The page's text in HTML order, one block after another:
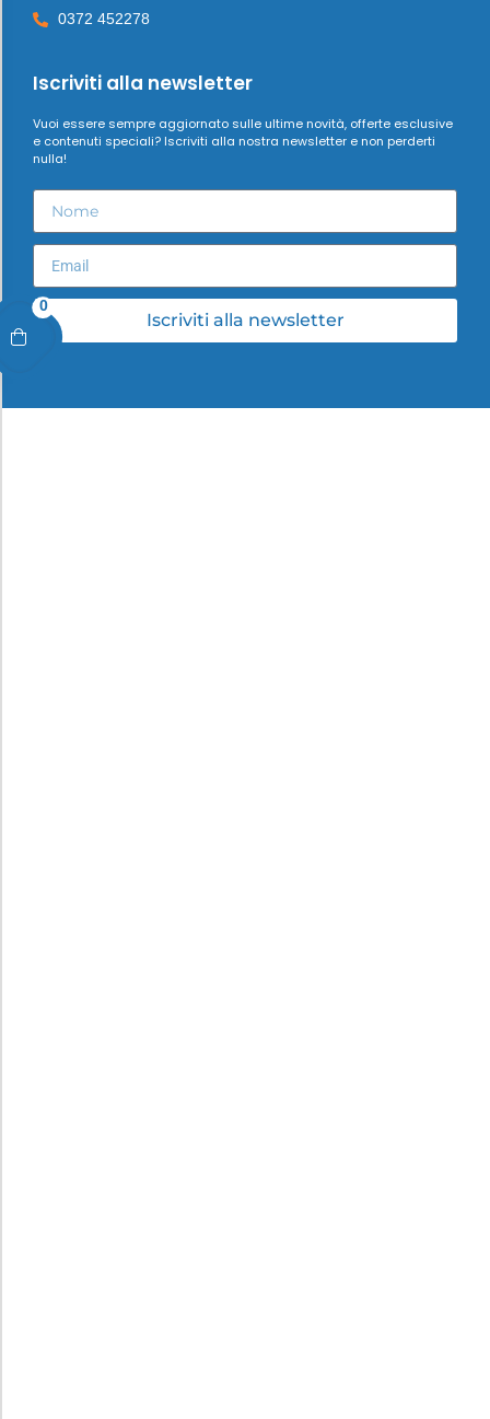
0
0372 452278
Iscriviti alla newsletter
Vuoi essere sempre aggiornato sulle ultime novità, offerte esclusive
e contenuti speciali? Iscriviti alla nostra newsletter e non perderti
nulla!
Iscriviti alla newsletter